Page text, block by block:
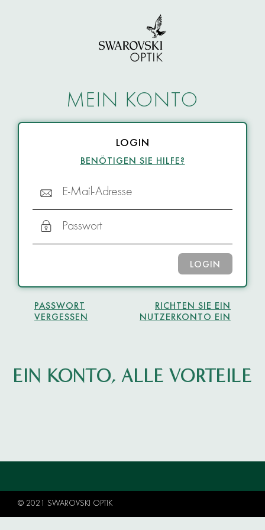
MEIN KONTO
LOGIN
BENÖTIGEN SIE HILFE?
E-Mail-Adresse
Passwort
LOGIN
PASSWORT
VERGESSEN
RICHTEN SIE EIN
NUTZERKONTO EIN
EIN KONTO, ALLE VORTEILE
© 2021 SWAROVSKI OPTIK